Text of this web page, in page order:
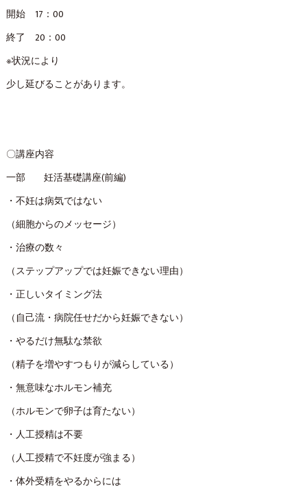
開始 17：00
終了 20：00
※状況により
少し延びることがあります。
〇講座内容
一部 妊活基礎講座(前編)
・不妊は病気ではない
（細胞からのメッセージ）
・治療の数々
（ステップアップでは妊娠できない理由）
・正しいタイミング法
（自己流・病院任せだから妊娠できない）
・やるだけ無駄な禁欲
（精子を増やすつもりが減らしている）
・無意味なホルモン補充
（ホルモンで卵子は育たない）
・人工授精は不要
（人工授精で不妊度が強まる）
・体外受精をやるからには